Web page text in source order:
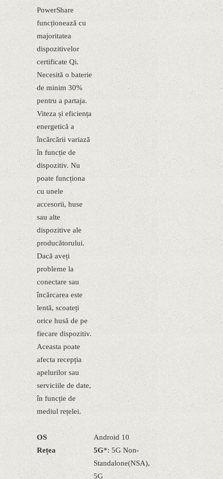
PowerShare
funcționează cu
majoritatea
dispozitivelor
certificate Qi.
Necesită o baterie
de minim 30%
pentru a partaja.
Viteza și eficiența
energetică a
încărcării variază
în funcție de
dispozitiv. Nu
poate funcționa
cu unele
accesorii, huse
sau alte
dispozitive ale
producătorului.
Dacă aveți
probleme la
conectare sau
încărcarea este
lentă, scoateți
orice husă de pe
fiecare dispozitiv.
Aceasta poate
afecta recepția
apelurilor sau
serviciile de date,
în funcție de
mediul rețelei.
OS
Android 10
Rețea
5G*: 5G Non-
Standalone(NSA),
5G